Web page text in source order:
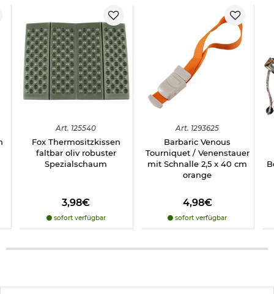
Art. 125540
Fox Thermositzkissen
faltbar oliv robuster
Spezialschaum
3,98€
sofort verfügbar
Art. 1293625
Barbaric Venous
Tourniquet / Venenstauer
mit Schnalle 2,5 x 40 cm
orange
4,98€
sofort verfügbar